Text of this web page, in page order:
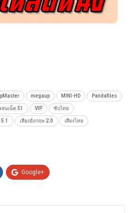
megaup MINI-HD Pandafiles
นเน็ต 51 VIP ซับไทย
เสียงอังกฤษ 2.0 เสียงไทย
Google+